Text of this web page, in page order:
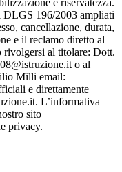
e riservatezza.
DLGS 196/2003 ampliati
cancellazione, durata,
e il reclamo diretto al
rivolgersi al titolare: Dott.
o al
Milli email:
e direttamente
L’informativa
sito
privacy.